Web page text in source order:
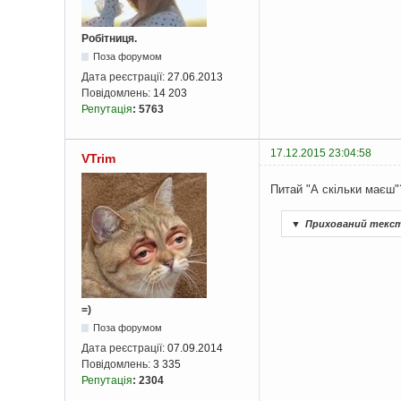
Робітниця.
Поза форумом
Дата реєстрації: 27.06.2013
Повідомлень: 14 203
Репутація: 5763
VTrim 17.12.2015 23:04:58
=)
Поза форумом
Дата реєстрації: 07.09.2014
Повідомлень: 3 335
Репутація: 2304
Питай "А скільки
▼ Прихований